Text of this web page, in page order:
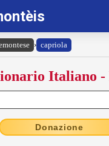
› capriola
Italiano -
Donazione